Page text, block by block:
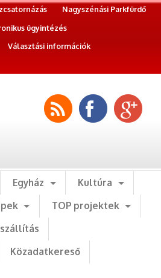
Nagyszénási Parkfürdő
ügyintézés
Választási információk
Egyház
Kultúra
TOP projektek
Közadatkereső